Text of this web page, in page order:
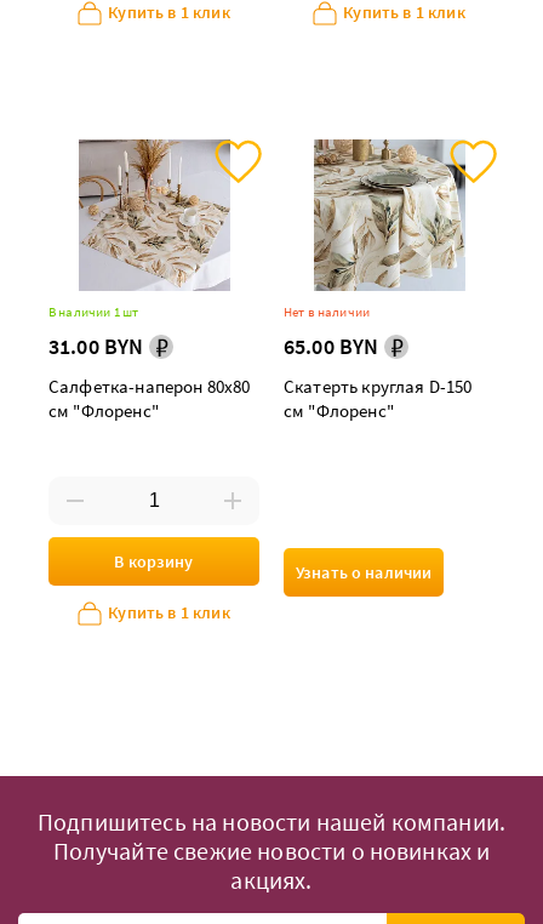
Купить в 1 клик Купить в 1 клик
В наличии 1 шт
31.00 BYN
Салфетка-наперон 80х80
см "Флоренс"
В корзину
Купить в 1 клик
Нет в наличии
65.00 BYN
Скатерть круглая D-150
см "Флоренс"
Узнать о наличии
Подпишитесь на новости нашей компании.
Получайте свежие новости о новинках и
акциях.